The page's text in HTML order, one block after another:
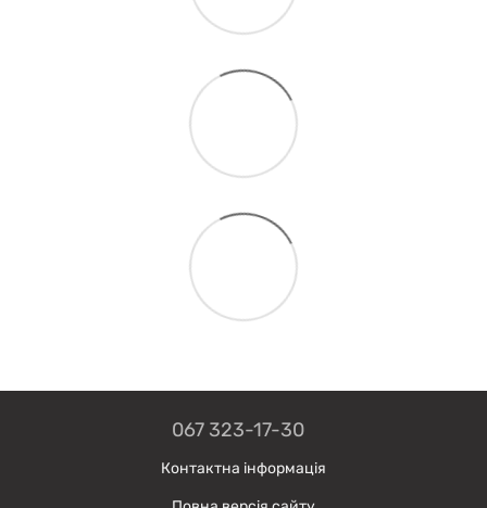
067 323-17-30
Контактна інформація